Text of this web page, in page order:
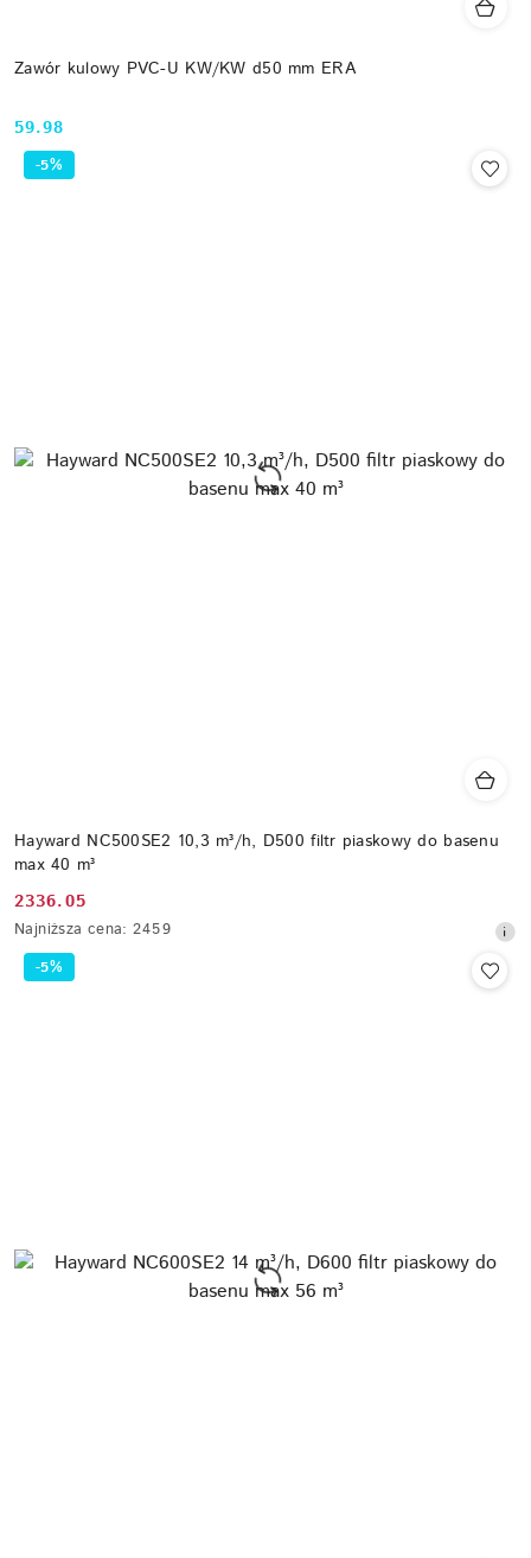
Zawór kulowy PVC-U KW/KW d50 mm ERA
Cena:
59.98
Hayward NC500SE2 10,3 m³/h, D500 filtr piaskowy do basenu
max 40 m³
Cena
promocyjna:
2336.05
Najniższa
cena
Najniższa cena: 2459
-5%
-5%